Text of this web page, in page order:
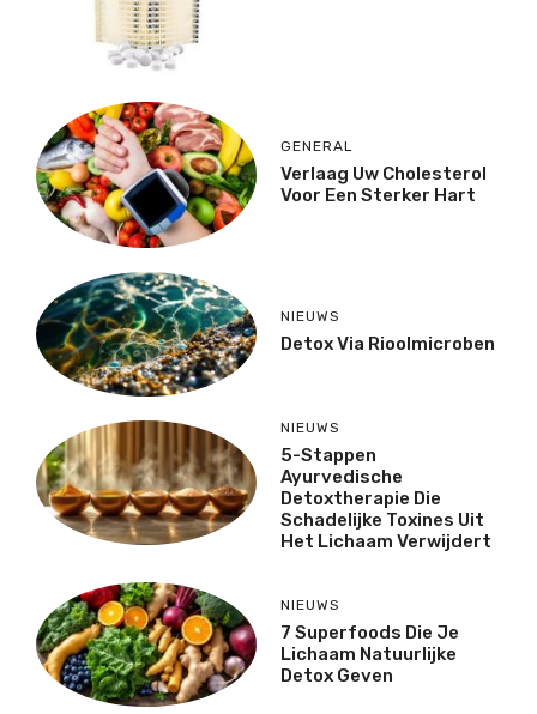
GENERAL
Verlaag Uw Cholesterol
Voor Een Sterker Hart
NIEUWS
Detox Via Rioolmicroben
NIEUWS
5-Stappen
Ayurvedische
Detoxtherapie Die
Schadelijke Toxines Uit
Het Lichaam Verwijdert
NIEUWS
7 Superfoods Die Je
Lichaam Natuurlijke
Detox Geven